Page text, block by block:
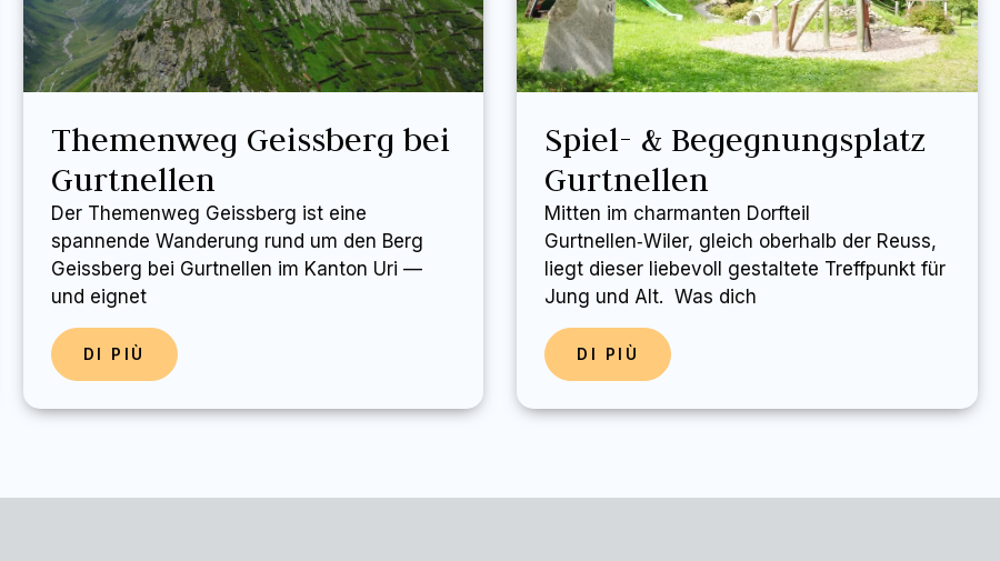
Themenweg Geissberg bei
Gurtnellen
Der Themenweg Geissberg ist eine
spannende Wanderung rund um den Berg
Geissberg bei Gurtnellen im Kanton Uri —
und eignet
DI PIÙ
Spiel- & Begegnungsplatz
Gurtnellen
Mitten im charmanten Dorfteil
Gurtnellen‑Wiler, gleich oberhalb der Reuss,
liegt dieser liebevoll gestaltete Treffpunkt für
Jung und Alt. Was dich
DI PIÙ